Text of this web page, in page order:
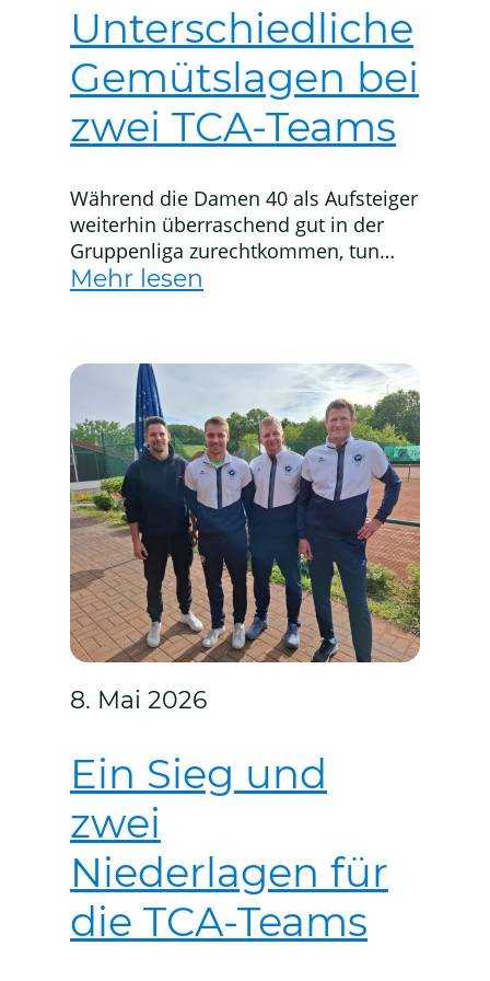
Unterschiedliche
Gemütslagen bei
zwei TCA-Teams
Während die Damen 40 als Aufsteiger
weiterhin überraschend gut in der
Gruppenliga zurechtkommen, tun
sich die Herren 30 in der
stark, sodass „MF“ Felix Schneider
und Co. mit 2:4 verloren und damit
weiter auf den ersten Sieg warten
müssen.…
Mehr lesen
8. Mai 2026
Ein Sieg und
zwei
Niederlagen für
die TCA-Teams